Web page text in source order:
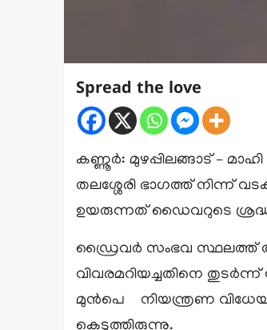
Spread the love
കണ്ണൂർ: മുഴപ്പിലങ്ങാട് –
തലശ്ശേരി ഭാഗത്ത് നിന്ന്
ഉയരുന്നത് ഡൈവറുടെ
ഡ്രൈവർ സംഭവ സ്ഥലത്ത്
വിവരമറിയച്ചതിനെ
മുൻപെ നിയന്ത്രണ
കെടുത്തിരുന്നു.